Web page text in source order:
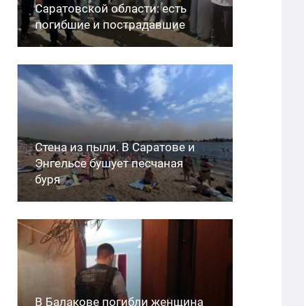
Саратовской области: есть
погибшие и пострадавшие
Стена из пыли. В Саратове и
Энгельсе бушует песчаная
буря
В Балакове погибли женщина